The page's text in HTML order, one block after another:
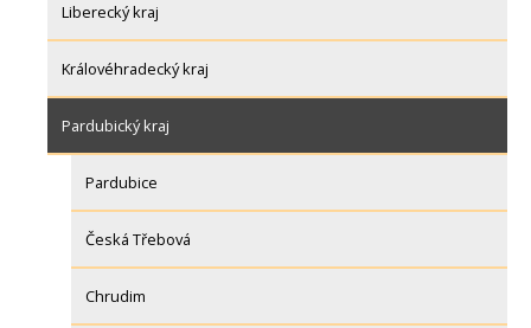
Liberecký kraj
Královéhradecký kraj
Pardubický kraj
Pardubice
Česká Třebová
Chrudim